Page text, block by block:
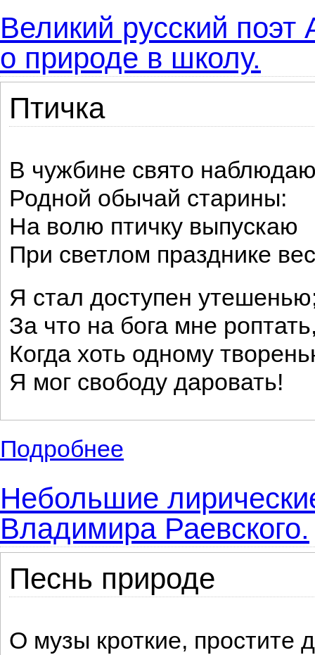
Великий русский
о природе в школу.
Птичка
В чужбине свято
Родной обычай старины:
На волю птичку выпускаю
При светлом празднике
Я стал доступен
За что на бога мне
Когда хоть одному
Я мог свободу даровать!
Подробнее
Небольшие
Владимира Раевского.
Песнь природе
О музы кроткие, простите